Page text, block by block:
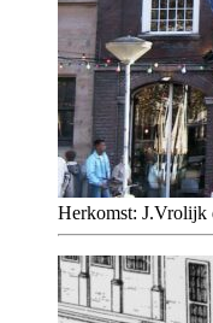
Herkomst: J.Vrolijk